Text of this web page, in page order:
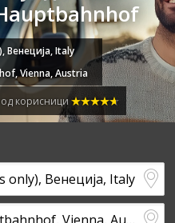
Венеција, Italy
Vienna, Austria
корисници